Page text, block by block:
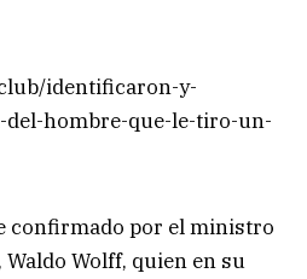
identificaron-y-
hombre-que-le-tiro-un-
confirmado por el ministro
Wolff, quien en su